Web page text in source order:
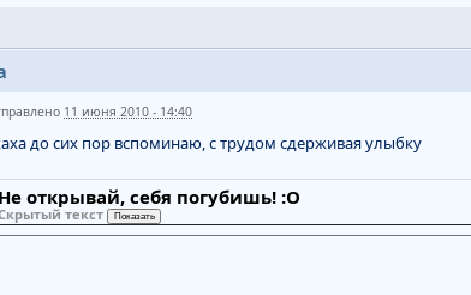
11 июня 2010 - 14:40
до сих пор вспоминаю, с трудом сдерживая улыбку
Не открывай, себя погубишь! :О
текст